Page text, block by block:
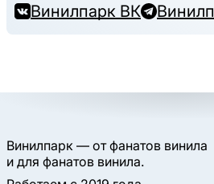
Винилпарк ВК
Винилпарк — от фанатов винила
и для фанатов винила.